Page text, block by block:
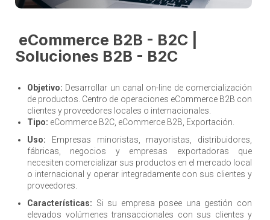
eCommerce B2B - B2C |
Soluciones B2B - B2C
Objetivo: Desarrollar un canal on-line de comercialización
de productos. Centro de operaciones eCommerce B2B con
clientes y proveedores locales o internacionales.
Tipo: eCommerce B2C, eCommerce B2B, Exportación.
Uso: Empresas minoristas, mayoristas, distribuidores,
fábricas, negocios y empresas exportadoras que
necesiten comercializar sus productos en el mercado local
o internacional y operar integradamente con sus clientes y
proveedores.
Características: Si su empresa posee una gestión con
elevados volúmenes transaccionales con sus clientes y